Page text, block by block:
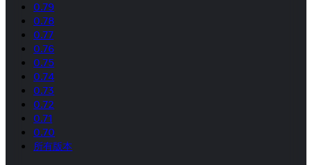
0.79
0.78
0.77
0.76
0.75
0.74
0.73
0.72
0.71
0.70
所有版本